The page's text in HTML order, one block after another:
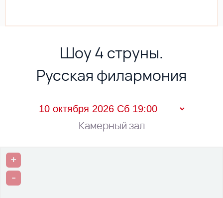
Шоу 4 струны.
Русская филармония
Камерный зал
+
-